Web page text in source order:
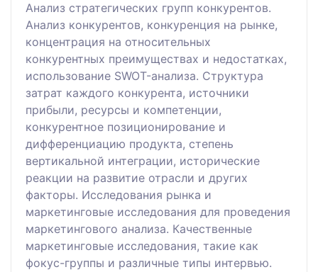
Анализ стратегических групп конкурентов.
Анализ конкурентов, конкуренция на рынке,
концентрация на относительных
конкурентных преимуществах и недостатках,
использование SWOT-анализа. Структура
затрат каждого конкурента, источники
прибыли, ресурсы и компетенции,
конкурентное позиционирование и
дифференциацию продукта, степень
вертикальной интеграции, исторические
реакции на развитие отрасли и других
факторы. Исследования рынка и
маркетинговые исследования для проведения
маркетингового анализа. Качественные
маркетинговые исследования, такие как
фокус-группы и различные типы интервью.